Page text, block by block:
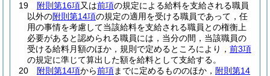
19
附則第16項又は前項の規定による給料を支給される職員
以外の附則第14項の規定の適用を受ける職員であって，任
用の事情を考慮して当該給料を支給される職員との権衡上
必要があると認められる職員には，当分の間，当該職員の
受ける給料月額のほか，規則で定めるところにより， 前3項
の規定に準じて算出した額を給料として支給する。
20
附則第14項から前項までに定めるもののほか， 附則第14